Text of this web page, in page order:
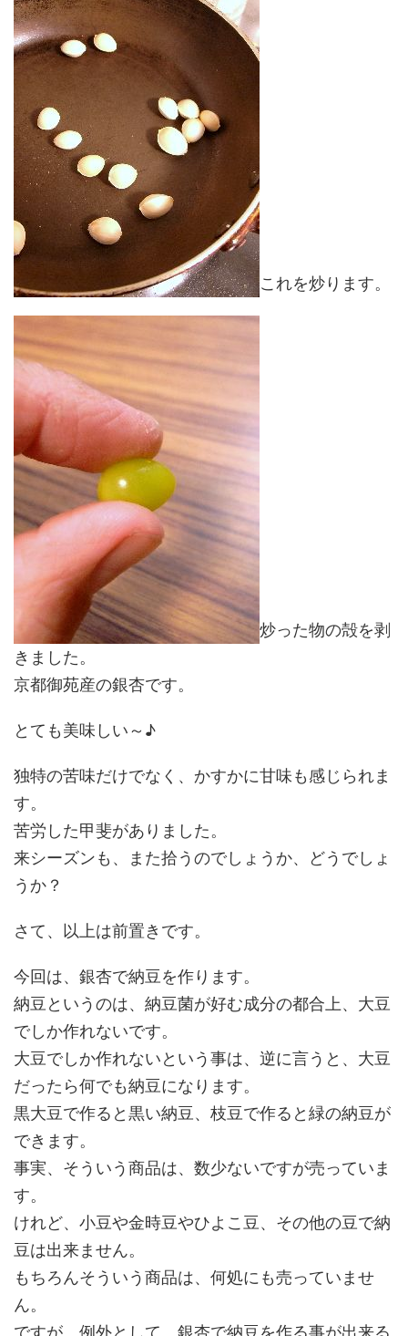
これを炒ります。
炒った物の殻を剥
きました。
京都御苑産の銀杏です。
とても美味しい～♪
独特の苦味だけでなく、かすかに甘味も感じられま
す。
苦労した甲斐がありました。
来シーズンも、また拾うのでしょうか、どうでしょ
うか？
さて、以上は前置きです。
今回は、銀杏で納豆を作ります。
納豆というのは、納豆菌が好む成分の都合上、大豆
でしか作れないです。
大豆でしか作れないという事は、逆に言うと、大豆
だったら何でも納豆になります。
黒大豆で作ると黒い納豆、枝豆で作ると緑の納豆が
できます。
事実、そういう商品は、数少ないですが売っていま
す。
けれど、小豆や金時豆やひよこ豆、その他の豆で納
豆は出来ません。
もちろんそういう商品は、何処にも売っていませ
ん。
ですが、例外として、銀杏で納豆を作る事が出来る